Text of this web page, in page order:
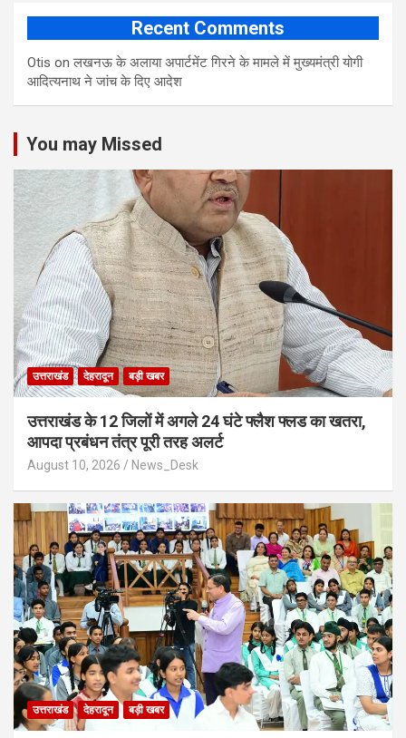
Recent Comments
Otis onलखनऊ के अलाया अपार्टमेंट गिरने के मामले में मुख्‍यमंत्री योगी
आद‍ित्‍यनाथ ने जांच के द‍िए आदेश
You may Missed
उत्तराखंड देहरादून बड़ी खबर
उत्तराखंड के 12 जिलों में अगले 24 घंटे फ्लैश फ्लड का खतरा,
आपदा प्रबंधन तंत्र पूरी तरह अलर्ट
August 10, 2026 News_Desk
उत्तराखंड देहरादून बड़ी खबर